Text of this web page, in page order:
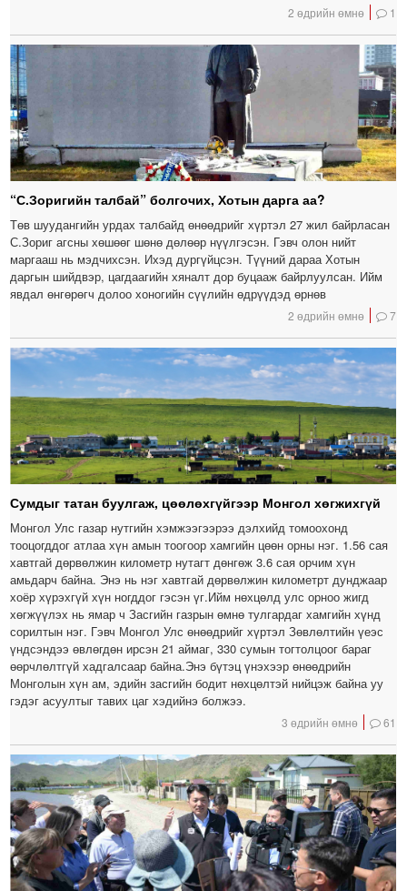
2 өдрийн өмнө 1
“С.Зоригийн талбай” болгочих, Хотын дарга аа?
Төв шуудангийн урдах талбайд өнөөдрийг хүртэл 27 жил байрласан
С.Зориг агсны хөшөөг шөнө дөлөөр нүүлгэсэн. Гэвч олон нийт
маргааш нь мэдчихсэн. Ихэд дургүйцсэн. Түүний дараа Хотын
даргын шийдвэр, цагдаагийн хяналт дор буцааж байрлуулсан. Ийм
явдал өнгөрөгч долоо хоногийн сүүлийн өдрүүдэд өрнөв
2 өдрийн өмнө 7
Сумдыг татан буулгаж, цөөлөхгүйгээр Монгол хөгжихгүй
Монгол Улс газар нутгийн хэмжээгээрээ дэлхийд томоохонд
тооцогддог атлаа хүн амын тоогоор хамгийн цөөн орны нэг. 1.56 сая
хавтгай дөрвөлжин километр нутагт дөнгөж 3.6 сая орчим хүн
амьдарч байна. Энэ нь нэг хавтгай дөрвөлжин километрт дунджаар
хоёр хүрэхгүй хүн ногддог гэсэн үг.Ийм нөхцөлд улс орноо жигд
хөгжүүлэх нь ямар ч Засгийн газрын өмнө тулгардаг хамгийн хүнд
сорилтын нэг. Гэвч Монгол Улс өнөөдрийг хүртэл Зөвлөлтийн үеэс
үндсэндээ өвлөгдөн ирсэн 21 аймаг, 330 сумын тогтолцоог бараг
өөрчлөлтгүй хадгалсаар байна.Энэ бүтэц үнэхээр өнөөдрийн
Монголын хүн ам, эдийн засгийн бодит нөхцөлтэй нийцэж байна уу
гэдэг асуултыг тавих цаг хэдийнэ болжээ.
3 өдрийн өмнө 61